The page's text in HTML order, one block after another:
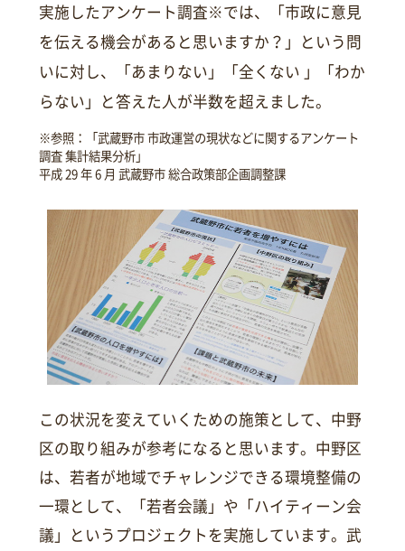
実施したアンケート調査※では、「市政に意見
を伝える機会があると思いますか？」という問
いに対し、「あまりない」「全くない 」「わか
らない」と答えた人が半数を超えました。
※参照：「武蔵野市 市政運営の現状などに関するアンケート
調査 集計結果分析」
平成 29 年 6 月 武蔵野市 総合政策部企画調整課
この状況を変えていくための施策として、中野
区の取り組みが参考になると思います。中野区
は、若者が地域でチャレンジできる環境整備の
一環として、「若者会議」や「ハイティーン会
議」というプロジェクトを実施しています。武